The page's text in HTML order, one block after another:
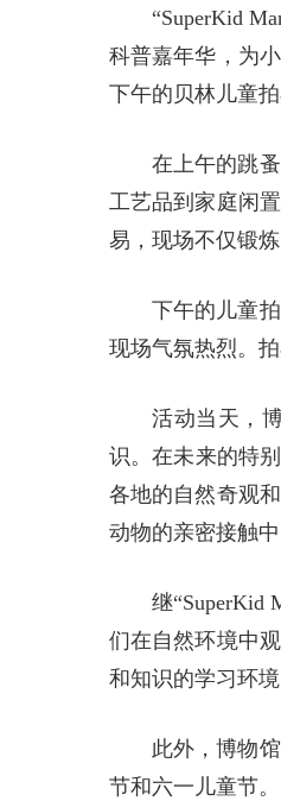
“SuperKid
科普嘉年华，为
下午的贝林儿童
在上午的跳
工艺品到家庭闲
易，现场不仅锻
下午的儿童
现场气氛热烈。
活动当天，
识。在未来的特
各地的自然奇观
动物的亲密接触
继“SuperKid
们在自然环境中
和知识的学习环
此外，博物
节和六一儿童节。